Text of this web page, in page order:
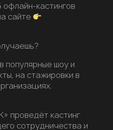
офлайн-кастингов
сайте
популярные шоу и
на стажировки в
кастинг
сотрудничества и